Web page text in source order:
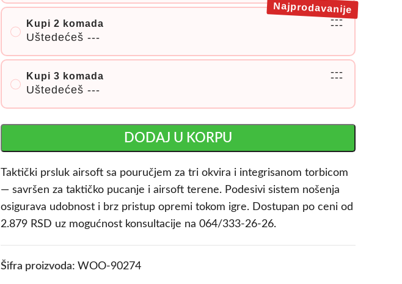
Kupi 2 komada
Uštedećeš ---
---
---
Najprodavanije
Kupi 3 komada
Uštedećeš ---
---
---
DODAJ U KORPU
Taktički prsluk airsoft sa pouručjem za tri okvira i integrisanom torbicom
— savršen za taktičko pucanje i airsoft terene. Podesivi sistem nošenja
osigurava udobnost i brz pristup opremi tokom igre. Dostupan po ceni od
2.879 RSD uz mogućnost konsultacije na 064/333-26-26.
Šifra proizvoda: WOO-90274